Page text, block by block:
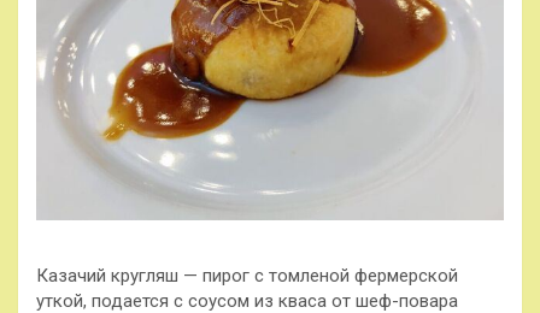
Казачий кругляш — пирог с томленой фермерской
уткой, подается с соусом из кваса от шеф-повара